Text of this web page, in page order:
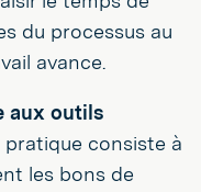
du processus au
avance.
aux outils
pratique consiste à
les bons de